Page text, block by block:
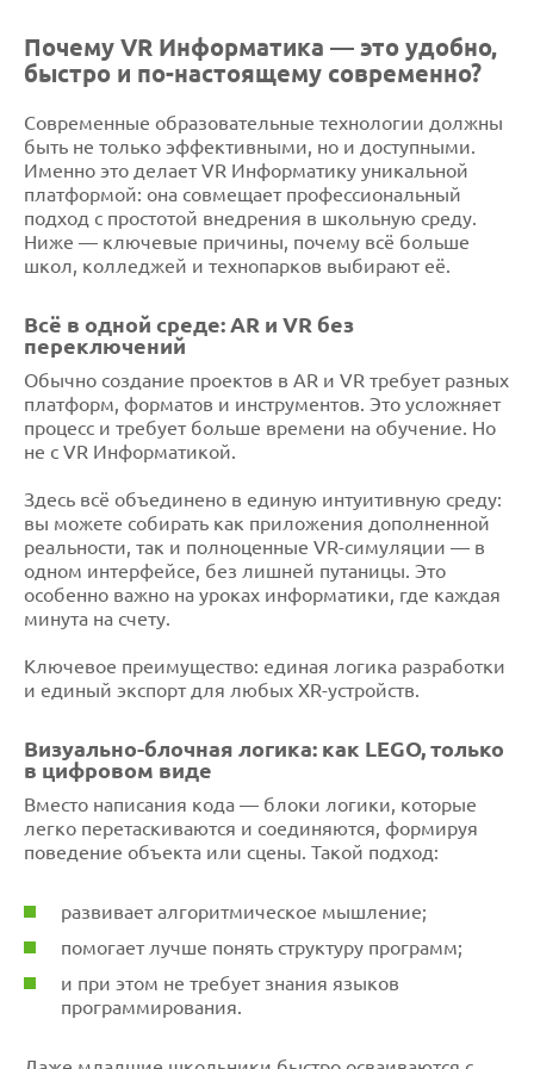
Почему VR Информатика — это удобно,
быстро и по-настоящему современно?
Современные образовательные технологии должны
быть не только эффективными, но и доступными.
Именно это делает VR Информатику уникальной
платформой: она совмещает профессиональный
подход с простотой внедрения в школьную среду.
Ниже — ключевые причины, почему всё больше
школ, колледжей и технопарков выбирают её.
Всё в одной среде: AR и VR без
переключений
Обычно создание проектов в AR и VR требует разных
платформ, форматов и инструментов. Это усложняет
процесс и требует больше времени на обучение. Но
не с VR Информатикой.
Здесь всё объединено в единую интуитивную среду:
вы можете собирать как приложения дополненной
реальности, так и полноценные VR-симуляции — в
одном интерфейсе, без лишней путаницы. Это
особенно важно на уроках информатики, где каждая
минута на счету.
Ключевое преимущество: единая логика разработки
и единый экспорт для любых XR-устройств.
Визуально-блочная логика: как LEGO, только
в цифровом виде
Вместо написания кода — блоки логики, которые
легко перетаскиваются и соединяются, формируя
поведение объекта или сцены. Такой подход:
развивает алгоритмическое мышление;
помогает лучше понять структуру программ;
и при этом не требует знания языков
программирования.